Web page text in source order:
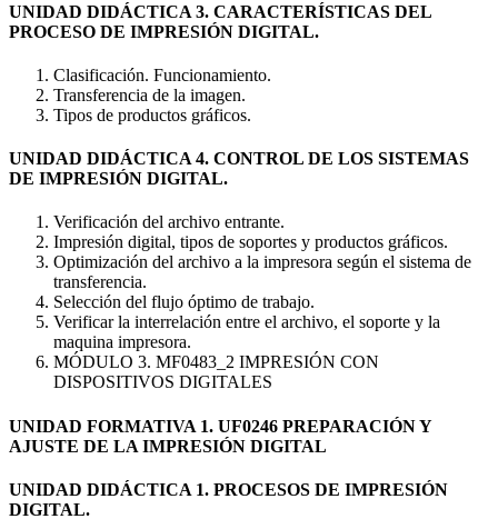
UNIDAD DIDÁCTICA 3. CARACTERÍSTICAS DEL
PROCESO DE IMPRESIÓN DIGITAL.
Clasificación. Funcionamiento.
Transferencia de la imagen.
Tipos de productos gráficos.
UNIDAD DIDÁCTICA 4. CONTROL DE LOS SISTEMAS
DE IMPRESIÓN DIGITAL.
Verificación del archivo entrante.
Impresión digital, tipos de soportes y productos gráficos.
Optimización del archivo a la impresora según el sistema de
transferencia.
Selección del flujo óptimo de trabajo.
Verificar la interrelación entre el archivo, el soporte y la
maquina impresora.
MÓDULO 3. MF0483_2 IMPRESIÓN CON
DISPOSITIVOS DIGITALES
UNIDAD FORMATIVA 1. UF0246 PREPARACIÓN Y
AJUSTE DE LA IMPRESIÓN DIGITAL
UNIDAD DIDÁCTICA 1. PROCESOS DE IMPRESIÓN
DIGITAL.